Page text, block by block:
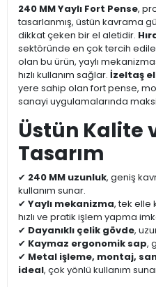
240 MM Yaylı Fort Pense,
tasarlanmış, üstün kavrama
dikkat çeken bir el aletidir.
sektöründe en çok tercih
olan bu ürün, yaylı
hızlı kullanım sağlar. İzeltaş
yere sahip olan fort pense,
sanayi uygulamalarında
Üstün Kalite
Tasarım
✔ 240 MM uzunluk, geniş
kullanım sunar.
✔ Yaylı mekanizma, tek elle
hızlı ve pratik işlem yapma
✔ Dayanıklı çelik gövde,
✔ Kaymaz ergonomik sap,
✔ Metal işleme, montaj,
ideal, çok yönlü kullanım